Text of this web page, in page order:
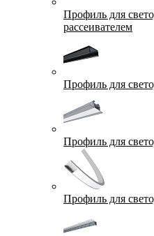
Профиль для
рассеивателем
Профиль для
Профиль для
Профиль для